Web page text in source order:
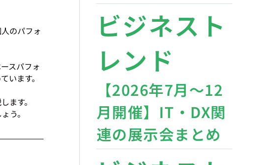
のパフォ
スパフォ
います。
ます。
う。
ビジネスト
レンド
【2026年7月〜12
月開催】IT・DX関
連の展示会まとめ